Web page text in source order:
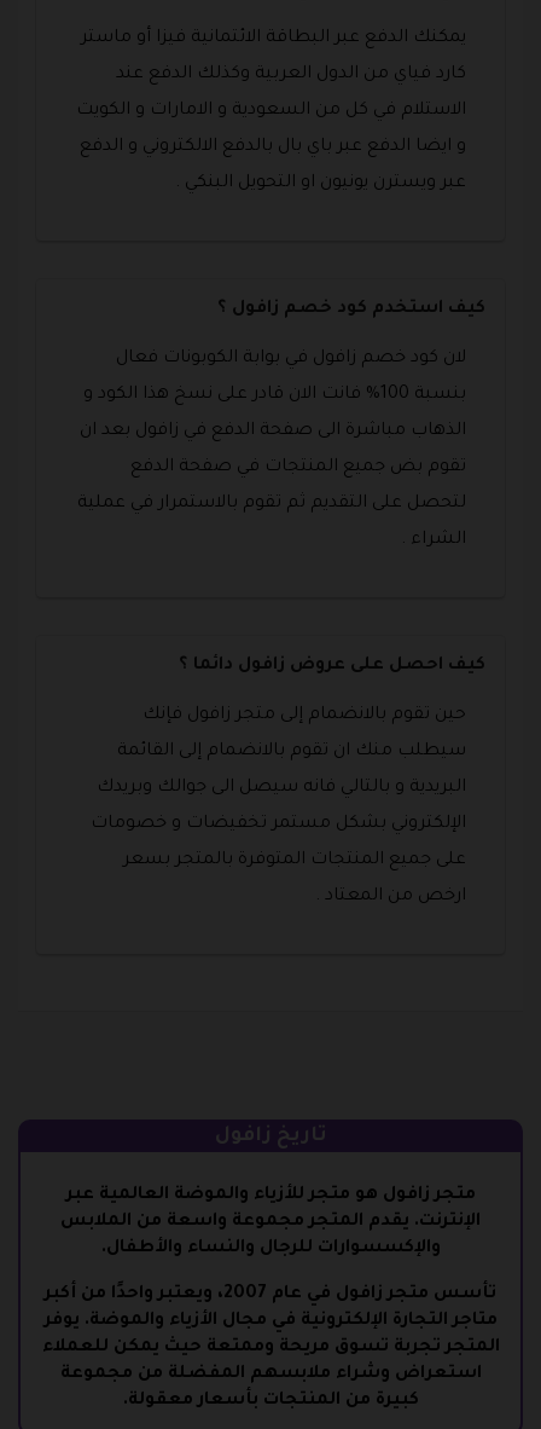
يمكنك الدفع عبر البطاقة الائتمانية فيزا أو ماستر
كارد فياي من الدول العربية وكذلك الدفع عند
الاستلام في كل من السعودية و الامارات و الكويت
و ايضا الدفع عبر باي بال بالدفع الالكتروني و الدفع
عبر ويسترن يونيون او التحويل البنكي .
كيف استخدم كود خصم زافول ؟
لان كود خصم زافول في بوابة الكوبونات فعال
بنسبة 100% فانت الان قادر على نسخ هذا الكود و
الذهاب مباشرة الى صفحة الدفع في زافول بعد ان
تقوم بض جميع المنتجات في صفحة الدفع
لتحصل على التقديم ثم تقوم بالاستمرار في عملية
الشراء .
كيف احصل على عروض زافول دائما ؟
حين تقوم بالانضمام إلى متجر زافول فإنك
سيطلب منك ان تقوم بالانضمام إلى القائمة
البريدية و بالتالي فانه سيصل الى جوالك وبريدك
الإلكتروني بشكل مستمر تخفيضات و خصومات
على جميع المنتجات المتوفرة بالمتجر بسعر
ارخص من المعتاد .
تاريخ زافول
متجر زافول هو متجر للأزياء والموضة العالمية عبر
الإنترنت. يقدم المتجر مجموعة واسعة من الملابس
والإكسسوارات للرجال والنساء والأطفال.
تأسس متجر زافول في عام 2007، ويعتبر واحدًا من أكبر
متاجر التجارة الإلكترونية في مجال الأزياء والموضة. يوفر
المتجر تجربة تسوق مريحة وممتعة حيث يمكن للعملاء
استعراض وشراء ملابسهم المفضلة من مجموعة
كبيرة من المنتجات بأسعار معقولة.